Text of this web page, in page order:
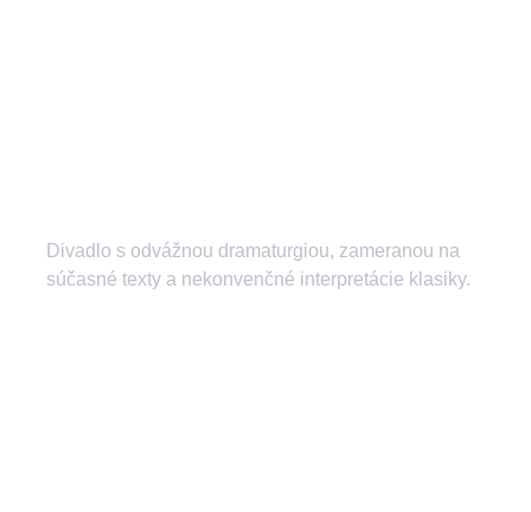
Divadlo s odvážnou dramaturgiou, zameranou na
súčasné texty a nekonvenčné interpretácie klasiky.